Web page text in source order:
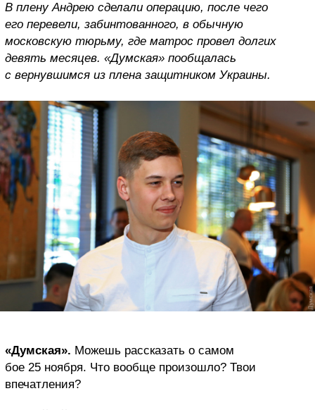
В плену Андрею сделали операцию, после чего
его перевели, забинтованного, в обычную
московскую тюрьму, где матрос провел долгих
девять месяцев. «Думская» пообщалась
с вернувшимся из плена защитником Украины.
«Думская». Можешь рассказать о самом
бое 25 ноября. Что вообще произошло? Твои
впечатления?